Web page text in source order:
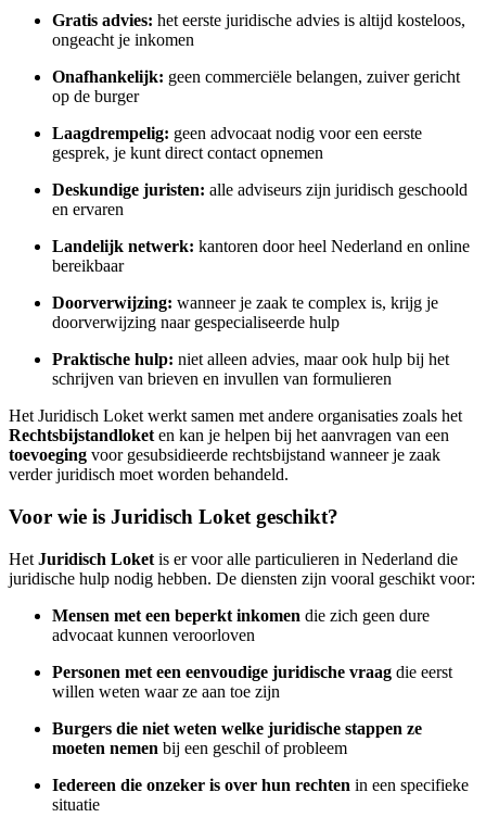
Gratis advies: het eerste juridische advies is altijd kosteloos,
ongeacht je inkomen
Onafhankelijk: geen commerciële belangen, zuiver gericht
op de burger
Laagdrempelig: geen advocaat nodig voor een eerste
gesprek, je kunt direct contact opnemen
Deskundige juristen: alle adviseurs zijn juridisch geschoold
en ervaren
Landelijk netwerk: kantoren door heel Nederland en online
bereikbaar
Doorverwijzing: wanneer je zaak te complex is, krijg je
doorverwijzing naar gespecialiseerde hulp
Praktische hulp: niet alleen advies, maar ook hulp bij het
schrijven van brieven en invullen van formulieren
Het Juridisch Loket werkt samen met andere organisaties zoals het
Rechtsbijstandloket en kan je helpen bij het aanvragen van een
toevoeging voor gesubsidieerde rechtsbijstand wanneer je zaak
verder juridisch moet worden behandeld.
Voor wie is Juridisch Loket geschikt?
Het Juridisch Loket is er voor alle particulieren in Nederland die
juridische hulp nodig hebben. De diensten zijn vooral geschikt voor:
Mensen met een beperkt inkomen die zich geen dure
advocaat kunnen veroorloven
Personen met een eenvoudige juridische vraag die eerst
willen weten waar ze aan toe zijn
Burgers die niet weten welke juridische stappen ze
moeten nemen bij een geschil of probleem
Iedereen die onzeker is over hun rechten in een specifieke
situatie